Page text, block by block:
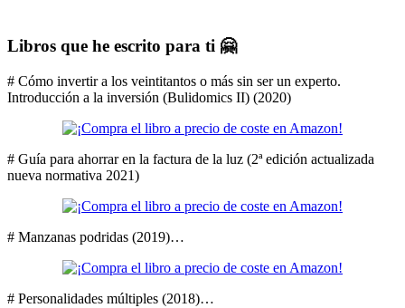
Libros que he escrito para ti 🤗
# Cómo invertir a los veintitantos o más sin ser un experto.
Introducción a la inversión (Bulidomics II) (2020)
# Guía para ahorrar en la factura de la luz (2ª edición actualizada
nueva normativa 2021)
# Manzanas podridas (2019)…
# Personalidades múltiples (2018)…